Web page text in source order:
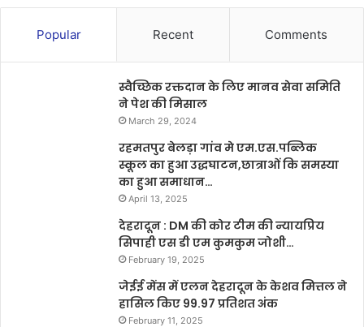
Popular Recent Comments
स्वैच्छिक रक्तदान के लिए मानव सेवा समिति
ने पेश की मिसाल
March 29, 2024
रहमतपुर बेलड़ा गांव मे एम.एस.पब्लिक
स्कूल का हुआ उद्धघाटन,छात्राओं कि समस्या
का हुआ समाधान…
April 13, 2025
देहरादून : DM की कोर टीम की न्यायप्रिय
सिपाही एस डी एम कुमकुम जोशी…
February 19, 2025
जेईई मेंस में एलन देहरादून के केशव मित्तल ने
हासिल किए 99.97 प्रतिशत अंक
February 11, 2025